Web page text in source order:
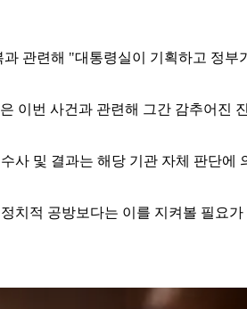
관련해 "대통령실이 기획하고 정부
이번 사건과 관련해 그간 감추어진
사 및 결과는 해당 기관 자체 판단에
치적 공방보다는 이를 지켜볼 필요